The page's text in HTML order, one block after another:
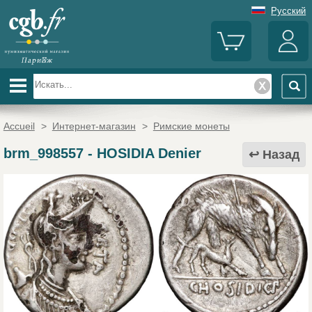
Русский
Accueil > Интернет-магазин > Римские монеты
Назад
brm_998557- HOSIDIA Denier